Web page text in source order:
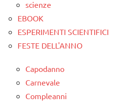
scienze
EBOOK
ESPERIMENTI SCIENTIFICI
FESTE DELL'ANNO
Capodanno
Carnevale
Compleanni